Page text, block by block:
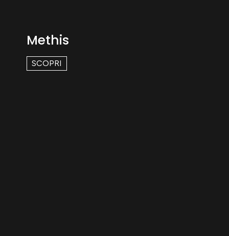
Methis
SCOPRI